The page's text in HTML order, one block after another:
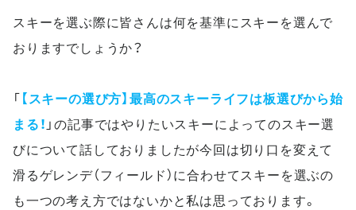
スキーを選ぶ際に皆さんは何を基準にスキーを選んで
おりますでしょうか？
「【スキーの選び方】最高のスキーライフは板選びから始
まる！ 」の記事ではやりたいスキーによってのスキー選
びについて話しておりましたが今回は切り口を変えて
滑るゲレンデ（フィールド）に合わせてスキーを選ぶの
も一つの考え方ではないかと私は思っております。